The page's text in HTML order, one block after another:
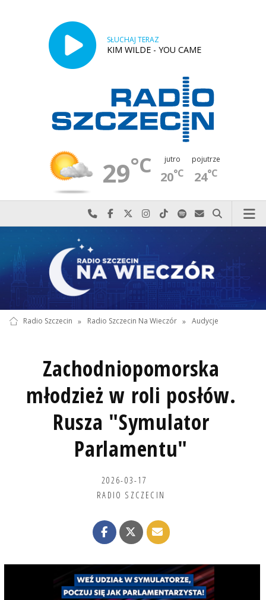
SŁUCHAJ TERAZ
KIM WILDE - YOU CAME
29°C jutro
20°C
pojutrze
24°C
Najlepiej po prostu do nas zadzwoń
Odwiedź nas na Facebook-u
Odwiedź nas na X
Odwiedź nas na Instagram-ie
Odwiedź nas na TikTok-u
Szukaj nas na Spotify
Wyślij do nas
Szukaj
Radio Szczecin » Radio Szczecin Na Wieczór » Audycje
Zachodniopomorska
młodzież w roli posłów.
Rusza "Symulator
Parlamentu"
2026-03-17
RADIO SZCZECIN